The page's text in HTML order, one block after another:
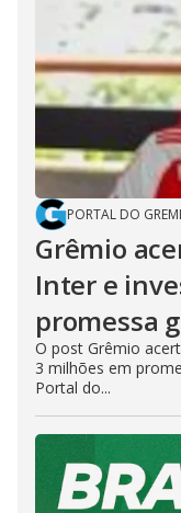
PORTAL DO
Grêmio
Inter e
promessa
O post Grêmio
3 milhões em
Portal do...